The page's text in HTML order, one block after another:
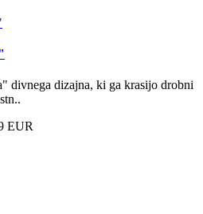
divnega dizajna, ki ga krasijo drobni
EUR